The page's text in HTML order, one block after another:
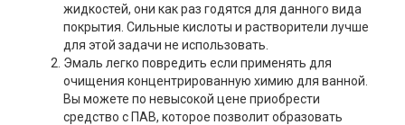
жидкостей, они как раз годятся для данного вида
покрытия. Сильные кислоты и растворители лучше
для этой задачи не использовать.
Эмаль легко повредить если применять для
очищения концентрированную химию для ванной.
Вы можете по невысокой цене приобрести
средство с ПАВ, которое позволит образовать